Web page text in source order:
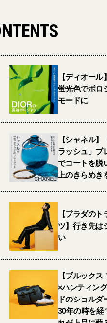
【ディオー
蛍光色でポロ
モードに
【シャネル】
ラッシュ」ブ
でコートを脱
上のきらめき
【プラダの
ツ】行き先は
い
【ブルックス
×ハンティン
ドのショルダ
30年の時を経